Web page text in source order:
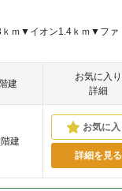
ｋｍ▼イオン1.4ｋｍ▼ファ
階建
お気に入り
詳細
建
詳細を見る